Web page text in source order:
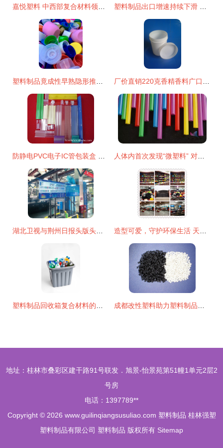
地址：桂林市叠彩区建干路91号联发．旭景-怡景苑第51幢1单元2层2
号房
电话：1397789**
Copyright © 2026 www.guilinqiangsusuliao.com 塑料制品 桂林强塑
塑料制品有限公司 塑料制品 版权所有 Sitemap